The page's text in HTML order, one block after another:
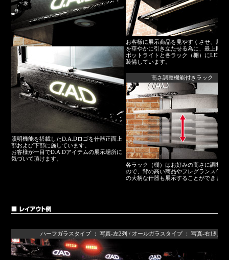
照明機能を搭載したD.A.Dロゴを什器正面上
部および下部に施しています。
お客様が一目でD.A.Dアイテムの展示場所に
気づいて頂けます。
お客様に展示商品を見やすくさせ、展示
を華やかに引き立たせる為に、最上段に
ポットライトと各ラック（棚）にLED照
装備しています。
高さ調整機能付きラック
各ラック（棚）はお好みの高さに調整可
ので、背の高い商品やフレグランス什器
の大柄な什器も展示することができます
ハーフガラスタイプ ： 写真-左2列 / オールガラスタイプ ： 写真-右1列